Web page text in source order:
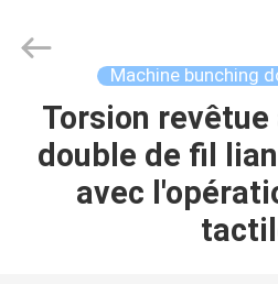
ACCUEIL
PRODUITS
Electrical
Machine bunching
Torsion
double de fil
avec